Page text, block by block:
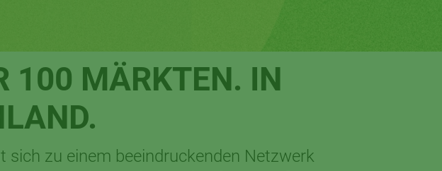
100 MÄRKTEN. IN
zu einem beeindruckenden Netzwerk